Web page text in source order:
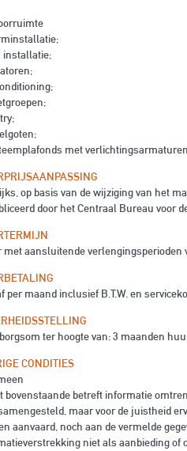
installatie;
met
op basis van de wijziging van het
door het Centraal Bureau voor
met aansluitende
per maand inclusief B.T.W. en
ter hoogte van: 3 maanden
CONDITIES
bovenstaande betreft informatie
maar voor de juistheid
aanvaard, noch aan de vermelde
niet als aanbieding of